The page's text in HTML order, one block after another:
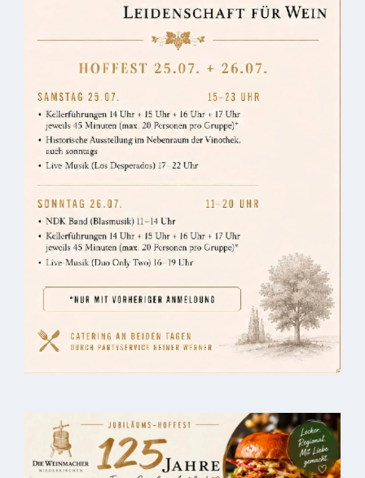
Unterkünfte
Ferienwohnungen
Wohnmobilstellplatz
Betriebe &
Dienstleister
Handwerk
Dienstleister
Institutionen
Kindergarten
Elternausschuss